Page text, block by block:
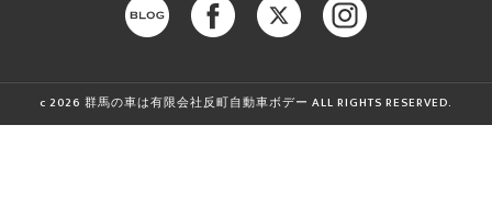
c 2026 群馬の車は有限会社反町自動車ボデー ALL RIGHTS RESERVED.